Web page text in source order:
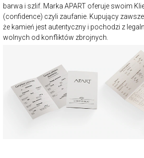
barwa i szlif. Marka APART oferuje swoim
(confidence) czyli zaufanie. Kupujący
że kamień jest autentyczny i pochodzi z
wolnych od konfliktów zbrojnych.